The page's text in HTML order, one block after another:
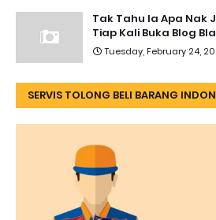
Tak Tahu la Apa Nak
Tiap Kali Buka Blog
Tuesday, February 24,
SERVIS TOLONG BELI BARANG